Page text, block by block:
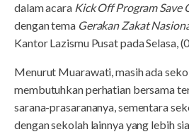
dalam acara Kick Off Program Save
dengan tema Gerakan Zakat
Kantor Lazismu Pusat pada Selasa,
Menurut Muarawati, masih ada
membutuhkan perhatian bersama
sarana-prasarananya, sementara
dengan sekolah lainnya yang lebih